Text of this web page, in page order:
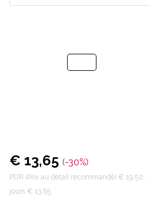
€ 13,65 (-30%)
PDR (Prix au détail recommandé) € 19,50
jours € 13,65